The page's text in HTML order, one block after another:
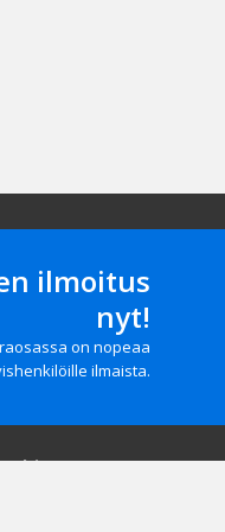
ilmoitus
nyt!
on nopeaa
ilmaista.